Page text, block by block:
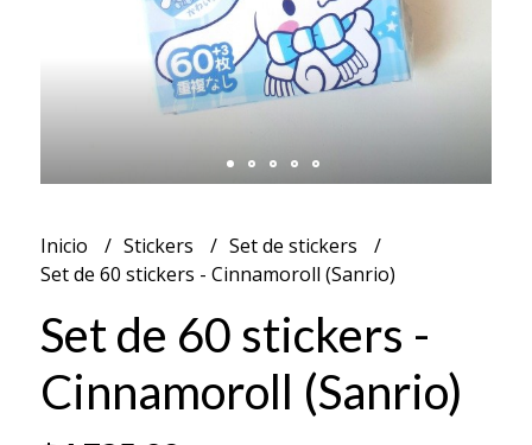
Inicio Stickers
Set de stickers
Set de 60 stickers - Cinnamoroll (Sanrio)
Set de 60 stickers -
Cinnamoroll (Sanrio)